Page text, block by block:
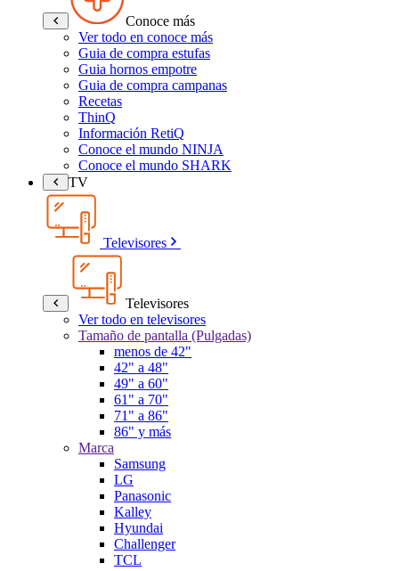
Conoce más
Ver todo en conoce más
Guia de compra estufas
Guia hornos empotre
Guia de compra campanas
Recetas
ThinQ
Información RetiQ
Conoce el mundo NINJA
Conoce el mundo SHARK
TV
Televisores
Televisores
Ver todo en televisores
Tamaño de pantalla (Pulgadas)
menos de 42"
42" a 48"
49" a 60"
61" a 70"
71" a 86"
86" y más
Marca
Samsung
LG
Panasonic
Kalley
Hyundai
Challenger
TCL